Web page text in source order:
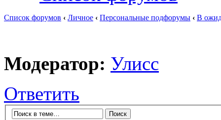
Список форумов ‹ Личное ‹ Персональные подфорумы ‹ В
Модератор: Улисс
Ответить